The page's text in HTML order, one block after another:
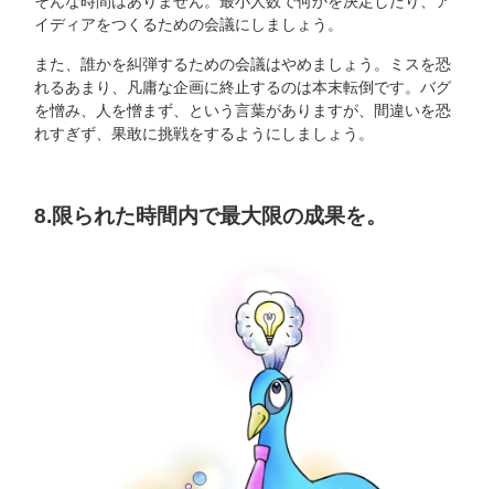
イディアをつくるための会議にしましょう。
また、誰かを糾弾するための会議はやめましょう。ミスを恐
れるあまり、凡庸な企画に終止するのは本末転倒です。バグ
を憎み、人を憎まず、という言葉がありますが、間違いを恐
れすぎず、果敢に挑戦をするようにしましょう。
8.限られた時間内で最大限の成果を。